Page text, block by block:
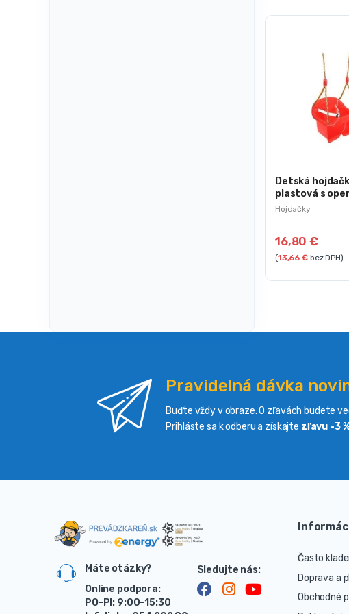
Hojdačky
Detská
plastová s
červená
16,80€
(13,66€bez DPH)
Pravidelná dávka
Buďte vždy v obraze. O zľavách budete
Prihláste sa k odberu a získajte zľavu -3
Máte otázky?
Online podpora:
PO-PI: 9:00-15:30
Často
Doprava a
Obchodné